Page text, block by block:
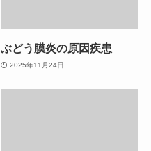
ぶどう膜炎の原因疾患
2025年11月24日